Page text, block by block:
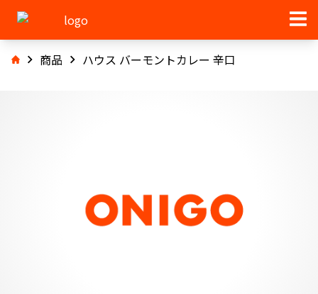
商品 ハウス バーモントカレー 辛口